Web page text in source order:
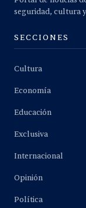
seguridad, cultura
SECCIONES
Cultura
Economía
Educación
Exclusiva
Internacional
Opinión
Política